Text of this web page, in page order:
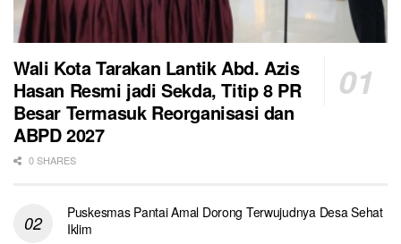
Wali Kota Tarakan Lantik Abd. Azis
Hasan Resmi jadi Sekda, Titip 8 PR
Besar Termasuk Reorganisasi dan
ABPD 2027
0 SHARES
Puskesmas Pantai Amal Dorong Terwujudnya Desa Sehat
Iklim